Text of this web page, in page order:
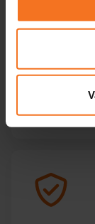
Kurssien